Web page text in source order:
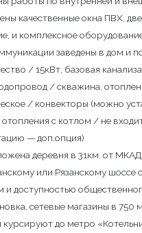
качественные окна ПВХ,
и комплексное
заведены в дом и
/ 15кВт, базовая
/ скважина,
/ конвекторы (можно
отопления с котлом / не
— доп.опция)
деревня в 31км. от
или Рязанскому шоссе
и доступностью
сетевые магазины в 750
курсируют до метро